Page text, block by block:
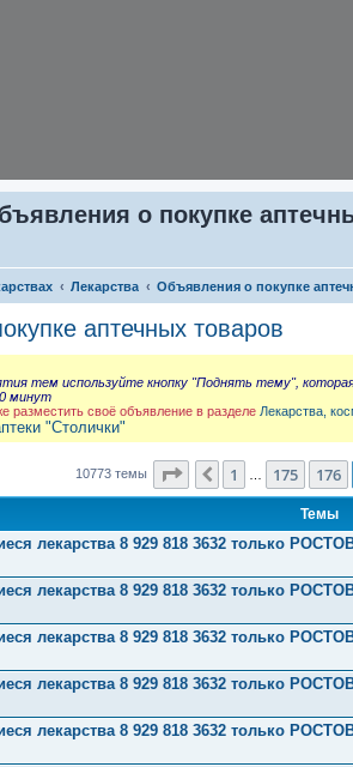
о покупке
Лекарства Объявления о покупке
аптечных товаров
тем используйте кнопку "Поднять тему",
минут
разместить своё объявление в разделе Лекарства,
"Столички"
10773 темы Страница 177из 431
Пред.
1 175 176
Темы
лекарства 8 929 818 3632 только
лекарства 8 929 818 3632 только
лекарства 8 929 818 3632 только
лекарства 8 929 818 3632 только
лекарства 8 929 818 3632 только